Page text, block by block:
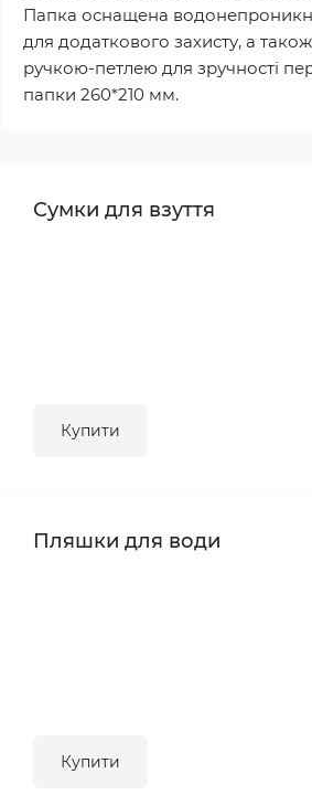
Папка оснащена
для додаткового захисту, а
ручкою-петлею для зручності
папки 260*210 мм.
Сумки для взуття
Купити
Пляшки для води
Купити